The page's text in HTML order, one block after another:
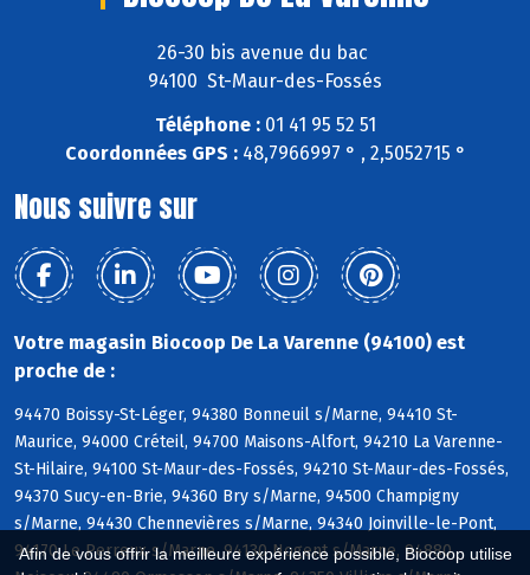
Afin de vous offrir la meilleure expérience possible, Biocoop utilise
26-30 bis avenue du bac
94100 St-Maur-des-Fossés
Téléphone :01 41 95 52 51
Coordonnées GPS :48,7966997 ° , 2,5052715 °
Nous suivre sur
Votre magasin Biocoop De La Varenne (94100) est
proche de :
94470 Boissy-St-Léger, 94380 Bonneuil s/Marne, 94410 St-
Maurice, 94000 Créteil, 94700 Maisons-Alfort, 94210 La Varenne-
St-Hilaire, 94100 St-Maur-des-Fossés, 94210 St-Maur-des-Fossés,
94370 Sucy-en-Brie, 94360 Bry s/Marne, 94500 Champigny
s/Marne, 94430 Chennevières s/Marne, 94340 Joinville-le-Pont,
94170 Le Perreux s/Marne, 94130 Nogent s/Marne, 94880